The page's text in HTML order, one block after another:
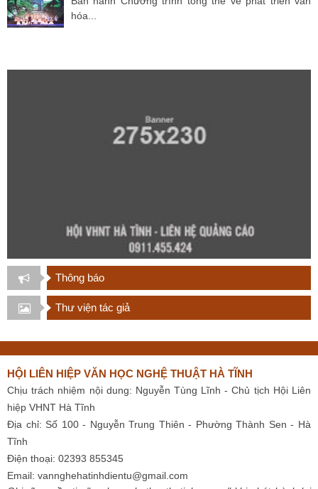
hóa...
Thông báo
Thư viện tác giả
HỘI LIÊN HIỆP VĂN HỌC NGHỆ THUẬT HÀ TĨNH
Chịu trách nhiệm nội dung: Nguyễn Tùng Lĩnh - Chủ tịch Hội Liên
hiệp VHNT Hà Tĩnh
Địa chỉ: Số 100 - Nguyễn Trung Thiên - Phường Thành Sen - Hà
Tĩnh
Điện thoại: 02393 855345
Email: vannghehatinhdientu@gmail.com